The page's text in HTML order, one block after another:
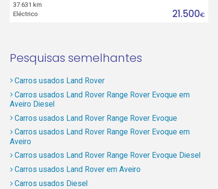
37.631 km
Eléctrico
21.500€
Pesquisas semelhantes
Carros usados Land Rover
Carros usados Land Rover Range Rover Evoque em
Aveiro Diesel
Carros usados Land Rover Range Rover Evoque
Carros usados Land Rover Range Rover Evoque em
Aveiro
Carros usados Land Rover Range Rover Evoque Diesel
Carros usados Land Rover em Aveiro
Carros usados Diesel